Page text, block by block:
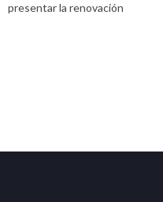
presentar la renovación